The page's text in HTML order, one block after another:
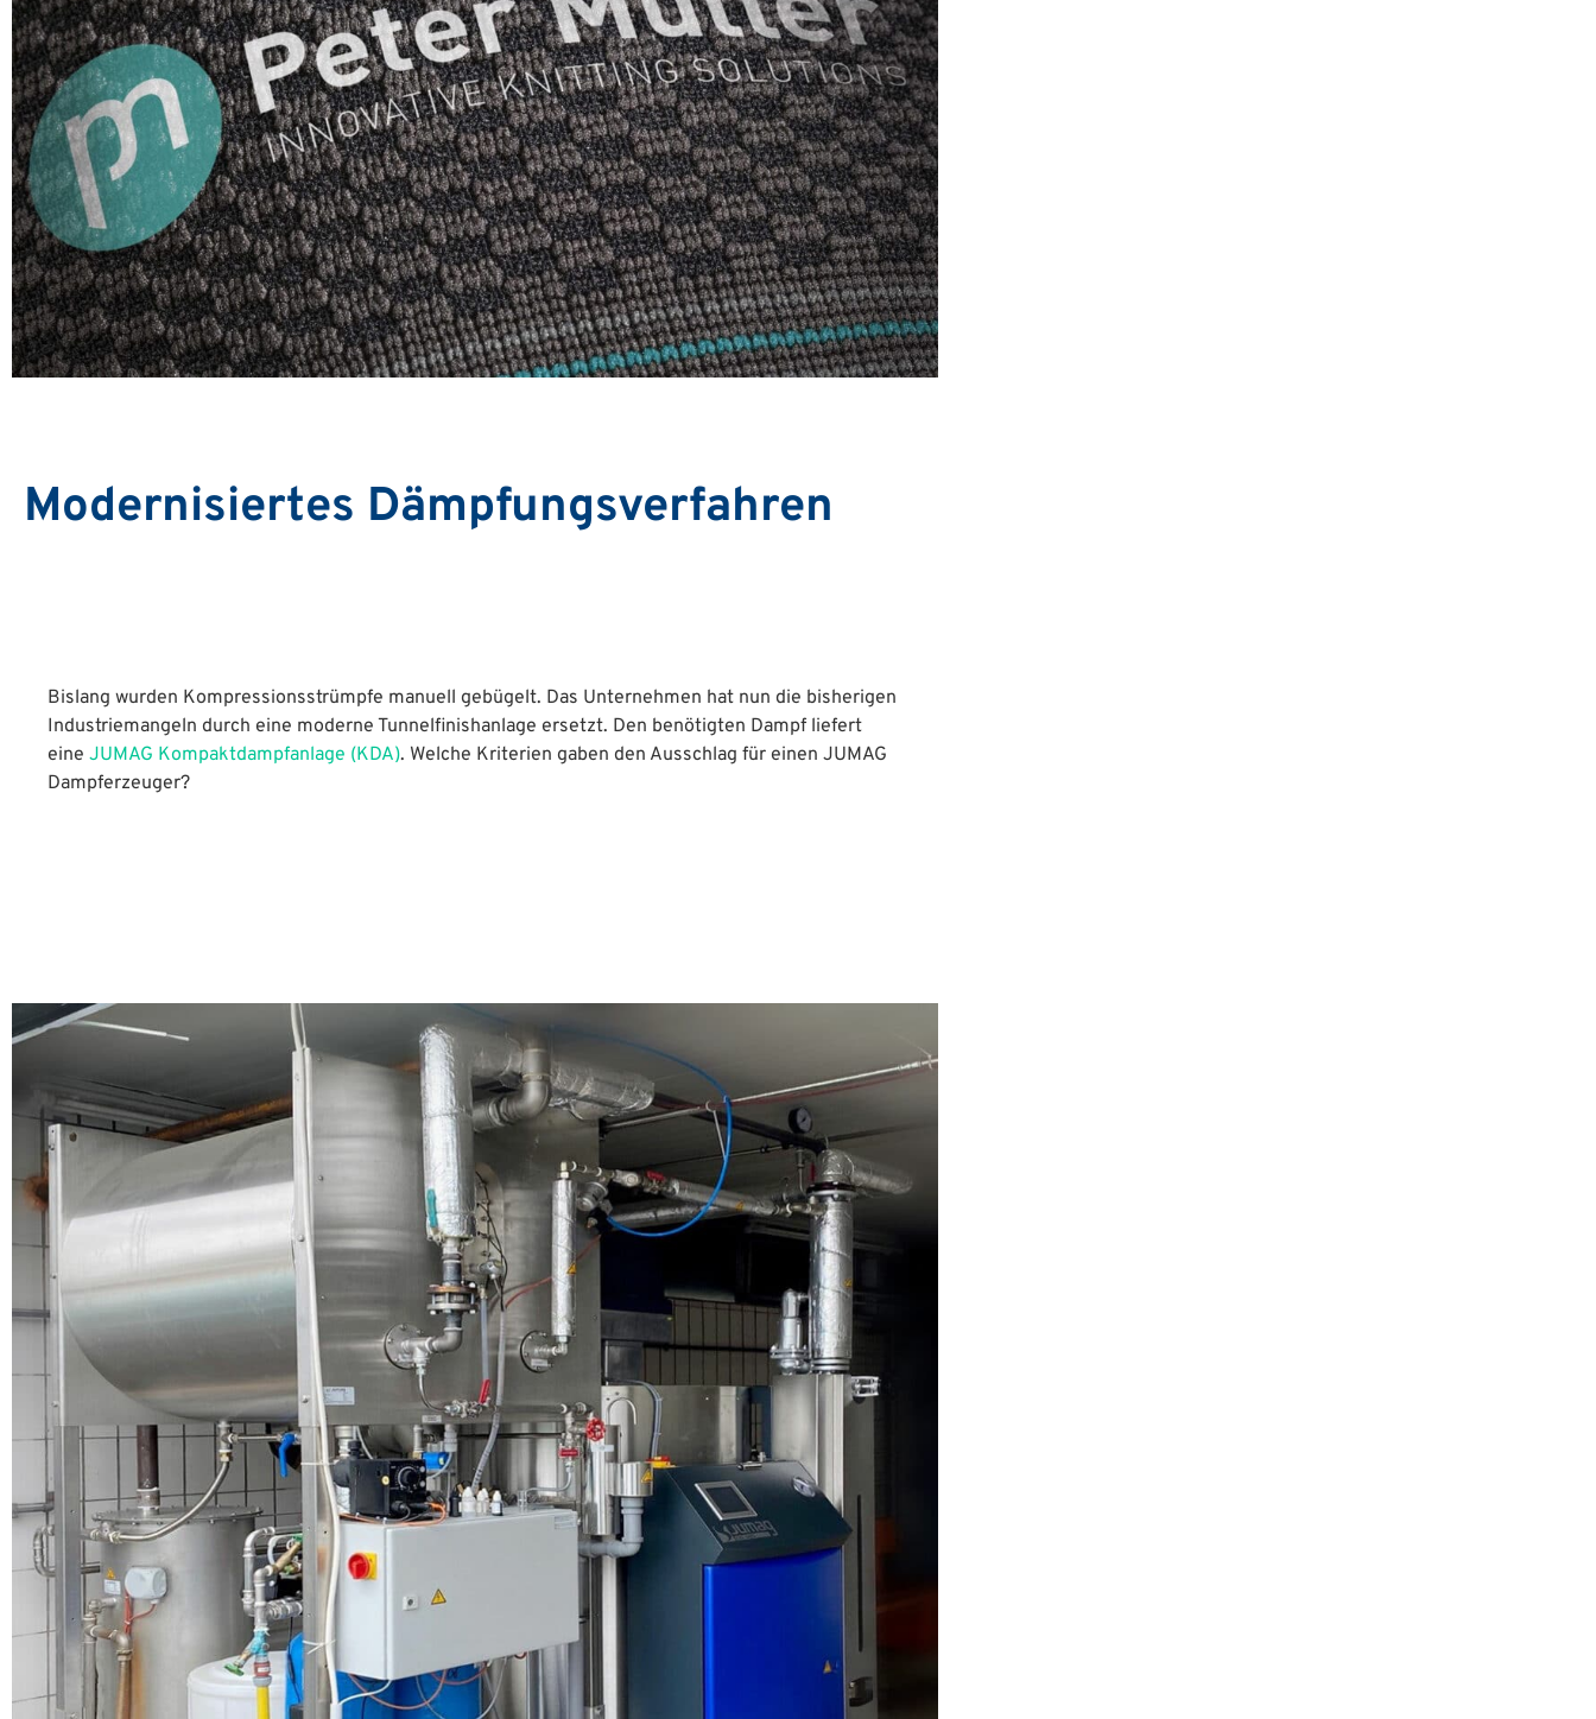
Modernisiertes Dämpfungsverfahren
Bislang wurden Kompressionsstrümpfe manuell gebügelt. Das Unternehmen hat nun die bisherigen
Industriemangeln durch eine moderne Tunnelfinishanlage ersetzt. Den benötigten Dampf liefert
eine JUMAG Kompaktdampfanlage (KDA). Welche Kriterien gaben den Ausschlag für einen JUMAG
Dampferzeuger?